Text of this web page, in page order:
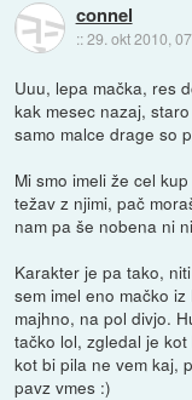
connel
::29. okt 2010,
Uuu, lepa mačka, res
kak mesec nazaj,
samo malce drage so
Mi smo imeli že cel
težav z njimi, pač
nam pa še nobena ni
Karakter je pa tako,
sem imel eno mačko
majhno, na pol divjo.
tačko lol, zgledal je
kot bi pila ne vem kaj,
pavz vmes :)